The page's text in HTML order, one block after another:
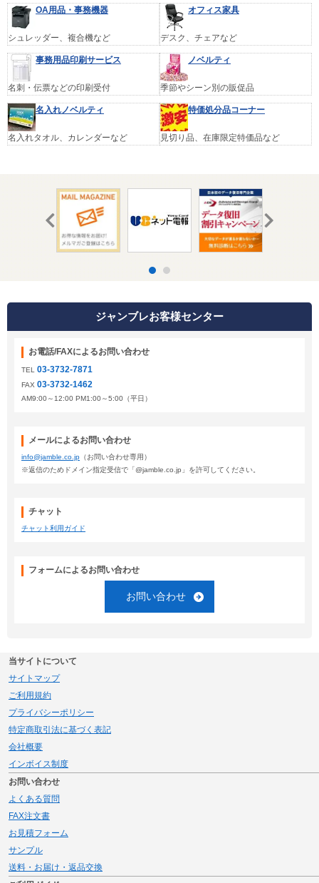
OA用品・事務機器
シュレッダー、複合機など
オフィス家具
デスク、チェアなど
事務用品印刷サービス
名刺・伝票などの印刷受付
ノベルティ
季節やシーン別の販促品
名入れノベルティ
名入れタオル、カレンダーなど
特価処分品コーナー
見切り品、在庫限定特価品など
ジャンブレお客様センター
お電話/FAXによるお問い合わせ
TEL 03-3732-7871
FAX 03-3732-1462
AM9:00～12:00 PM1:00～5:00（平日）
メールによるお問い合わせ
info@jamble.co.jp （お問い合わせ専用）
※返信のためドメイン指定受信で「@jamble.co.jp」を許可してください。
チャット
チャット利用ガイド
フォームによるお問い合わせ
お問い合わせ
当サイトについて
サイトマップ
ご利用規約
プライバシーポリシー
特定商取引法に基づく表記
会社概要
インボイス制度
お問い合わせ
よくある質問
FAX注文書
お見積フォーム
サンプル
送料・お届け・返品交換